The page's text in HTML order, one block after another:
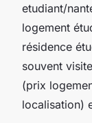
etudiant/
logement
résidence
souvent
(prix
localisation)